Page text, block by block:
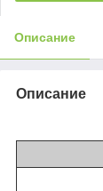
Описание
Описание